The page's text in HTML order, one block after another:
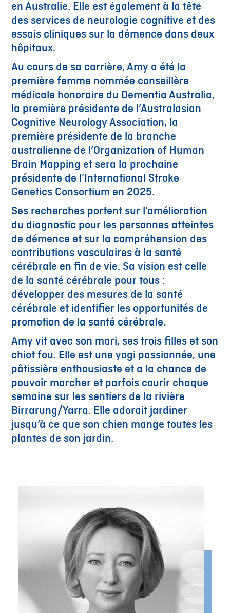
en Australie. Elle est également à la tête
des services de neurologie cognitive et des
essais cliniques sur la démence dans deux
hôpitaux.
Au cours de sa carrière, Amy a été la
première femme nommée conseillère
médicale honoraire du Dementia Australia,
la première présidente de l’Australasian
Cognitive Neurology Association, la
première présidente de la branche
australienne de l’Organization of Human
Brain Mapping et sera la prochaine
présidente de l’International Stroke
Genetics Consortium en 2025.
Ses recherches portent sur l’amélioration
du diagnostic pour les personnes atteintes
de démence et sur la compréhension des
contributions vasculaires à la santé
cérébrale en fin de vie. Sa vision est celle
de la santé cérébrale pour tous :
développer des mesures de la santé
cérébrale et identifier les opportunités de
promotion de la santé cérébrale.
Amy vit avec son mari, ses trois filles et son
chiot fou. Elle est une yogi passionnée, une
pâtissière enthousiaste et a la chance de
pouvoir marcher et parfois courir chaque
semaine sur les sentiers de la rivière
Birrarung/Yarra. Elle adorait jardiner
jusqu’à ce que son chien mange toutes les
plantes de son jardin.